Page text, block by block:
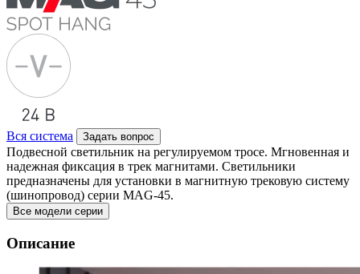
Вся система Задать вопрос
Подвесной светильник на регулируемом тросе. Мгновенная и
надежная фиксация в трек магнитами. Светильники
предназначены для установки в магнитную трековую систему
(шинопровод) серии MAG-45.
Все модели серии
Описание